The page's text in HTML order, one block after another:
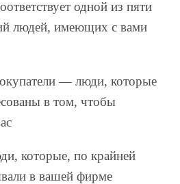
одной из пяти
людей, имеющих с вами
— люди, которые
в том, чтобы
которые, по крайней
в вашей фирме